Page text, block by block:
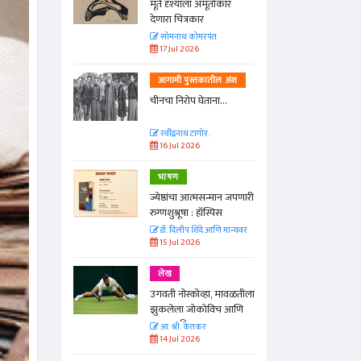
जपणारी
मान्यवर
आणि
मूर्त दृश्याला अमूर्ताकार
देणारा चित्रकार
सोमनाथ कोमरपंत
17 Jul 2026
आगामी पुस्तकातील अंश
चीनचा निरोप घेताना...
रवींद्रनाथ टागोर.
16 Jul 2026
भाषण
ज्येष्ठांचा आत्मसन्मान जपणारी
रुग्णशुश्रूषा : हॉस्पिस
डॉ. दिलीप शिंदे आणि मान्यवर
15 Jul 2026
लेख
उगवती नोस्कोव्हा, मावळतीला
झुकलेला जोकोविच आणि
दरम्यान विम्बल्डन
आ. श्री. केतकर
14 Jul 2026